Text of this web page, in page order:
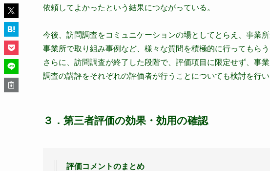
依頼してよかったという結果につながっている。
今後、訪問調査をコミュニケーションの場としてとらえ、事業
事業所で取り組み事例など、様々な質問を積極的に行ってもら
さらに、訪問調査が終了した段階で、評価項目に限定せず、事
調査の講評をそれぞれの評価者が行うことについても検討を行い
３．第三者評価の効果・効用の確認
評価コメントのまとめ